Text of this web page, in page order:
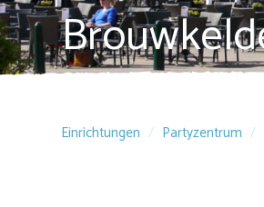
Einrichtungen Partyzentrum